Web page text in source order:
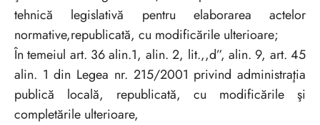
tehnică legislativă pentru elaborarea actelor
normative,republicată, cu modificările ulterioare;
În temeiul art. 36 alin.1, alin. 2, lit.,,d”, alin. 9, art. 45
alin. 1 din Legea nr. 215/2001 privind administraţia
publică locală, republicată, cu modificările şi
completările ulterioare,